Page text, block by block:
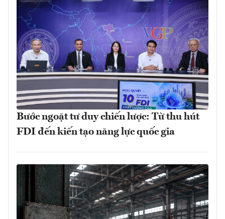
Bước ngoặt tư duy chiến lược: Từ thu hút
FDI đến kiến tạo năng lực quốc gia